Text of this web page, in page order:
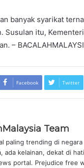
banyak syarikat
Susulan itu,
–
Facebook Twitter
Team
paling trending di
ada kelainan, dekat di
portal. Prejudice free